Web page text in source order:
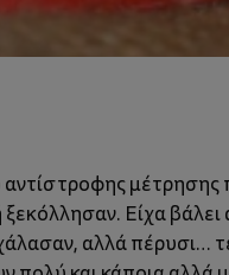
μέτρησης
Είχα
αλλά